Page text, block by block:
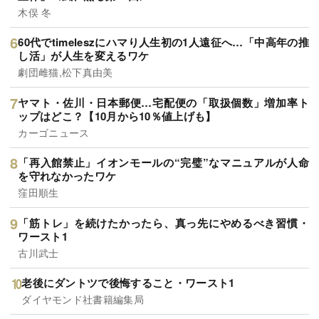
木俣 冬
60代でtimeleszにハマり人生初の1人遠征へ…「中高年の推
し活」が人生を変えるワケ
劇団雌猫,松下真由美
ヤマト・佐川・日本郵便…宅配便の「取扱個数」増加率ト
ップはどこ？【10月から10％値上げも】
カーゴニュース
「再入館禁止」イオンモールの“完璧”なマニュアルが人命
を守れなかったワケ
窪田順生
「筋トレ」を続けたかったら、真っ先にやめるべき習慣・
ワースト1
古川武士
老後にダントツで後悔すること・ワースト1
ダイヤモンド社書籍編集局